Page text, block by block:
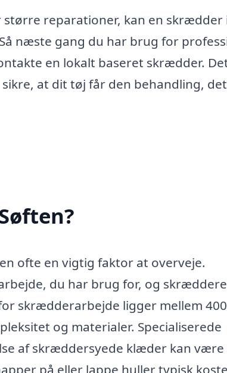
reparationer, kan en skrædder
næste gang du har brug for
en lokalt baseret skrædder.
at dit tøj får den behandling, det
ofte en vigtig faktor at overveje.
du har brug for, og
skrædderarbejde ligger mellem
og materialer. Specialiserede
af skræddersyede klæder kan være
på eller lappe huller typisk